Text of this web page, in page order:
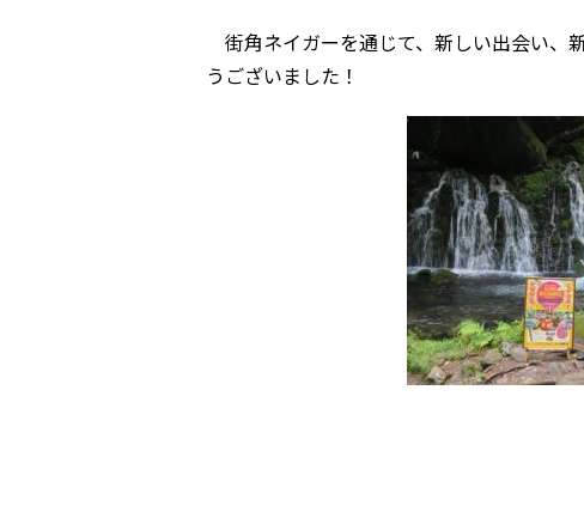
街角ネイガーを通じて、新しい出会い、
うございました！